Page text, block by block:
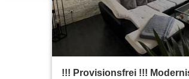
!!! Provisionsfrei !!!